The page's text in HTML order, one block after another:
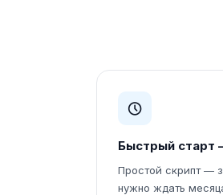
Быстрый старт
Простой скрипт —
нужно ждать